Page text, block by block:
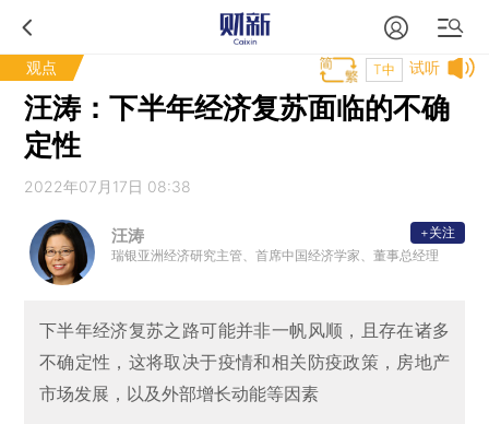
观点 试听
T中
汪涛：下半年经济复苏面临的不确
定性
2022年07月17日 08:38
汪涛
瑞银亚洲经济研究主管、首席中国经济学家、董事总经理
+关注
下半年经济复苏之路可能并非一帆风顺，且存在诸多
不确定性，这将取决于疫情和相关防疫政策，房地产
市场发展，以及外部增长动能等因素